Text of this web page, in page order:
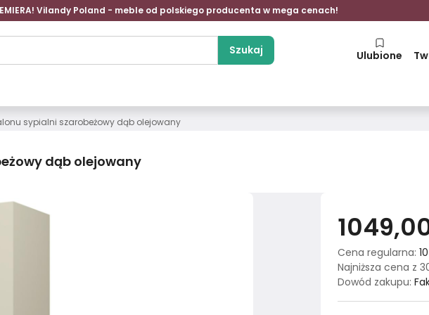
Vilandy Poland - meble od polskiego producenta w mega cenach!
Szukaj Ulubione
sypialni szarobeżowy dąb olejowany
dąb olejowany
Cena regularna:
Najniższa cena z
Dowód zakupu: